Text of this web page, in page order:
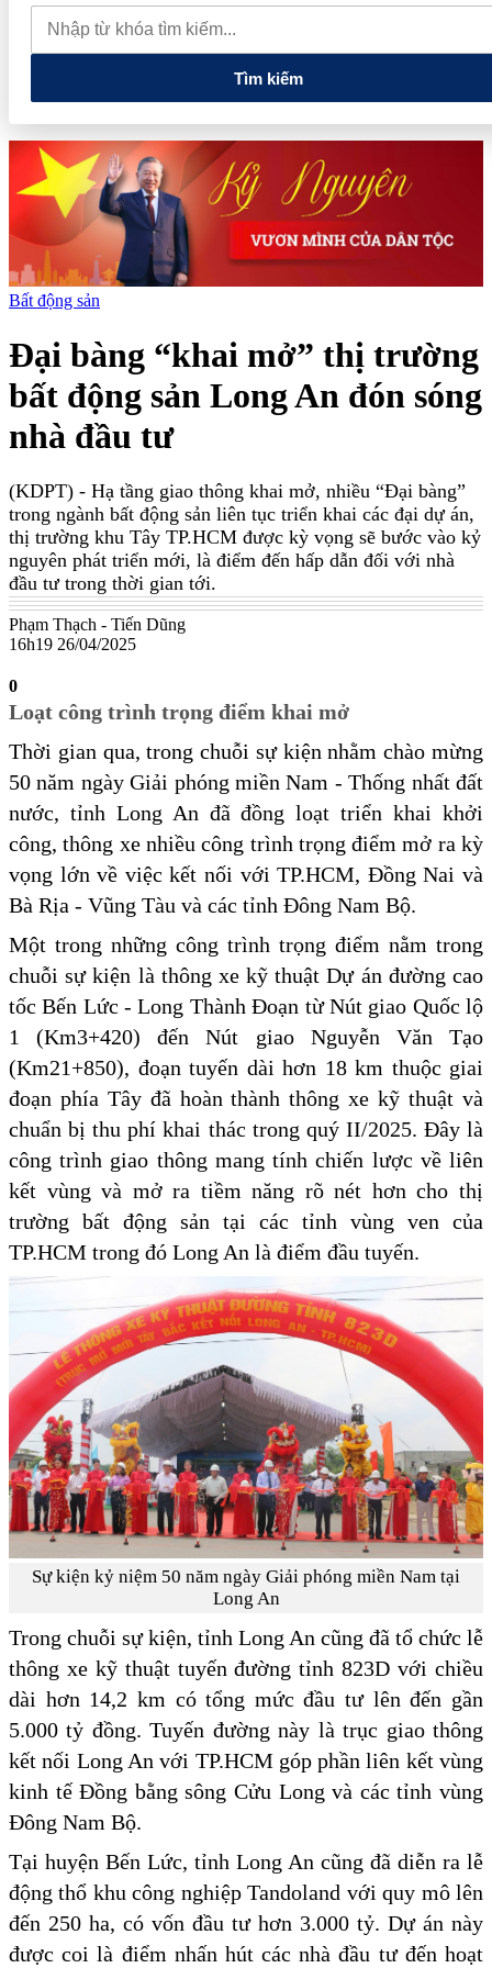
thăm Australia và New Zealand
Quốc hội tiếp tục thảo luận về
hai dự án luật liên quan đến lĩnh vực tài chính, ngân hàng
Tìm kiếm
Bất động sản
Đại bàng “khai mở” thị trường
bất động sản Long An đón sóng
nhà đầu tư
(KDPT) - Hạ tầng giao thông khai mở, nhiều “Đại bàng”
trong ngành bất động sản liên tục triển khai các đại dự án,
thị trường khu Tây TP.HCM được kỳ vọng sẽ bước vào kỷ
nguyên phát triển mới, là điểm đến hấp dẫn đối với nhà
đầu tư trong thời gian tới.
Phạm Thạch - Tiến Dũng
16h19 26/04/2025
0
Loạt công trình trọng điểm khai mở
Thời gian qua, trong chuỗi sự kiện nhằm chào mừng
50 năm ngày Giải phóng miền Nam - Thống nhất đất
nước, tỉnh Long An đã đồng loạt triển khai khởi
công, thông xe nhiều công trình trọng điểm mở ra kỳ
vọng lớn về việc kết nối với TP.HCM, Đồng Nai và
Bà Rịa - Vũng Tàu và các tỉnh Đông Nam Bộ.
Một trong những công trình trọng điểm nằm trong
chuỗi sự kiện là thông xe kỹ thuật Dự án đường cao
tốc Bến Lức - Long Thành Đoạn từ Nút giao Quốc lộ
1 (Km3+420) đến Nút giao Nguyễn Văn Tạo
(Km21+850), đoạn tuyến dài hơn 18 km thuộc giai
đoạn phía Tây đã hoàn thành thông xe kỹ thuật và
chuẩn bị thu phí khai thác trong quý II/2025. Đây là
công trình giao thông mang tính chiến lược về liên
kết vùng và mở ra tiềm năng rõ nét hơn cho thị
trường bất động sản tại các tỉnh vùng ven của
TP.HCM trong đó Long An là điểm đầu tuyến.
Sự kiện kỷ niệm 50 năm ngày Giải phóng miền Nam tại
Long An
Trong chuỗi sự kiện, tỉnh Long An cũng đã tổ chức lễ
thông xe kỹ thuật tuyến đường tỉnh 823D với chiều
dài hơn 14,2 km có tổng mức đầu tư lên đến gần
5.000 tỷ đồng. Tuyến đường này là trục giao thông
kết nối Long An với TP.HCM góp phần liên kết vùng
kinh tế Đồng bằng sông Cửu Long và các tỉnh vùng
Đông Nam Bộ.
Tại huyện Bến Lức, tỉnh Long An cũng đã diễn ra lễ
động thổ khu công nghiệp Tandoland với quy mô lên
đến 250 ha, có vốn đầu tư hơn 3.000 tỷ. Dự án này
được coi là điểm nhấn hút các nhà đầu tư đến hoạt